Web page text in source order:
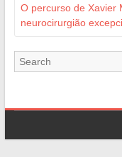
O percurso de Xavier
neurocirurgião